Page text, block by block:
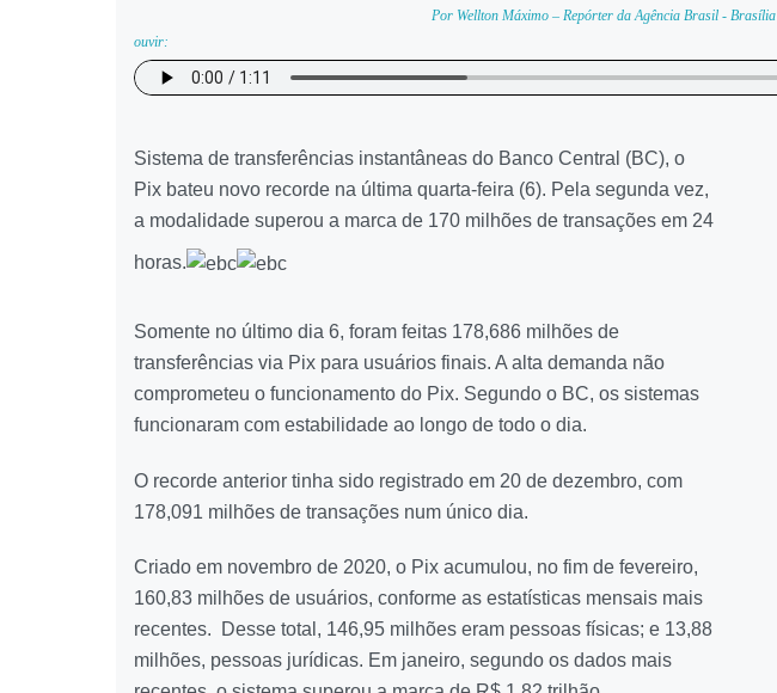
Por Wellton Máximo – Repórter da Agência Brasil - Brasília
ouvir:
Sistema de transferências instantâneas do Banco Central (BC), o
Pix bateu novo recorde na última quarta-feira (6). Pela segunda vez,
a modalidade superou a marca de 170 milhões de transações em 24
horas.
Somente no último dia 6, foram feitas 178,686 milhões de
transferências via Pix para usuários finais. A alta demanda não
comprometeu o funcionamento do Pix. Segundo o BC, os sistemas
funcionaram com estabilidade ao longo de todo o dia.
O recorde anterior tinha sido registrado em 20 de dezembro, com
178,091 milhões de transações num único dia.
Criado em novembro de 2020, o Pix acumulou, no fim de fevereiro,
160,83 milhões de usuários, conforme as estatísticas mensais mais
recentes. Desse total, 146,95 milhões eram pessoas físicas; e 13,88
milhões, pessoas jurídicas. Em janeiro, segundo os dados mais